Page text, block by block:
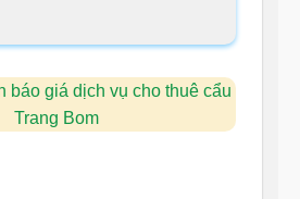
báo giá dịch vụ cho thuê cẩu
Trang Bom